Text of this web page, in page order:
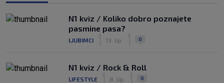
N1 kviz / Koliko dobro poznajete
pasmine pasa?
LJUBIMCI 13. lip. 0
N1 kviz / Rock & Roll
LIFESTYLE 8. lip. 0